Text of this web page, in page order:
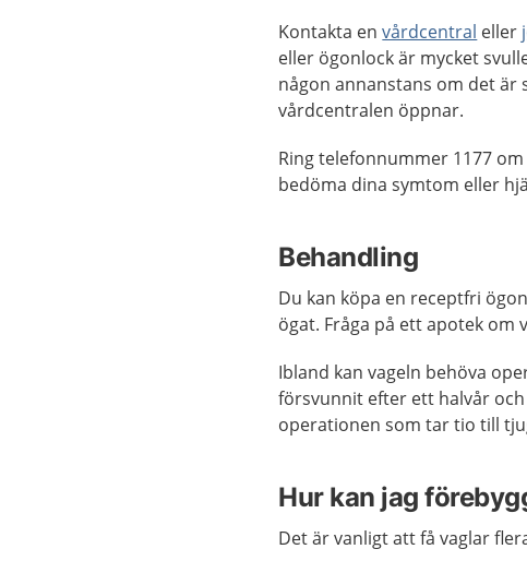
Kontakta envårdcentral eller
eller ögonlock är mycket
någon annanstans om det
vårdcentralen öppnar.
Ring telefonnummer 1177
bedöma dina symtom eller
Behandling
Du kan köpa en receptfri
ögat. Fråga på ett apotek om
Ibland kan vageln behöva
försvunnit efter ett halvår
operationen som tar tio till
Hur kan jag
Det är vanligt att få vaglar